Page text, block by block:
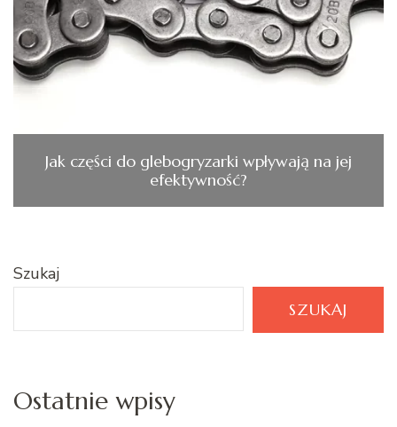
Jak części do glebogryzarki wpływają na jej
efektywność?
Szukaj
SZUKAJ
Ostatnie wpisy